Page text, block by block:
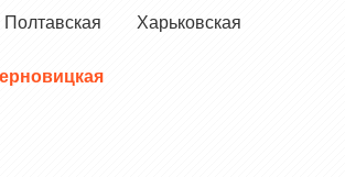
Полтавская Харьковская